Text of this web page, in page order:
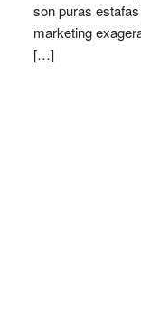
son puras
marketing
[…]